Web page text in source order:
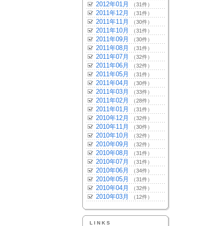
2012年01月 （31件）
2011年12月 （31件）
2011年11月 （30件）
2011年10月 （31件）
2011年09月 （30件）
2011年08月 （31件）
2011年07月 （32件）
2011年06月 （32件）
2011年05月 （31件）
2011年04月 （30件）
2011年03月 （33件）
2011年02月 （28件）
2011年01月 （31件）
2010年12月 （32件）
2010年11月 （30件）
2010年10月 （32件）
2010年09月 （32件）
2010年08月 （31件）
2010年07月 （31件）
2010年06月 （34件）
2010年05月 （31件）
2010年04月 （32件）
2010年03月 （12件）
LINKS